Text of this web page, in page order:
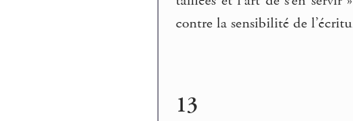
contre la sensibilité de
13